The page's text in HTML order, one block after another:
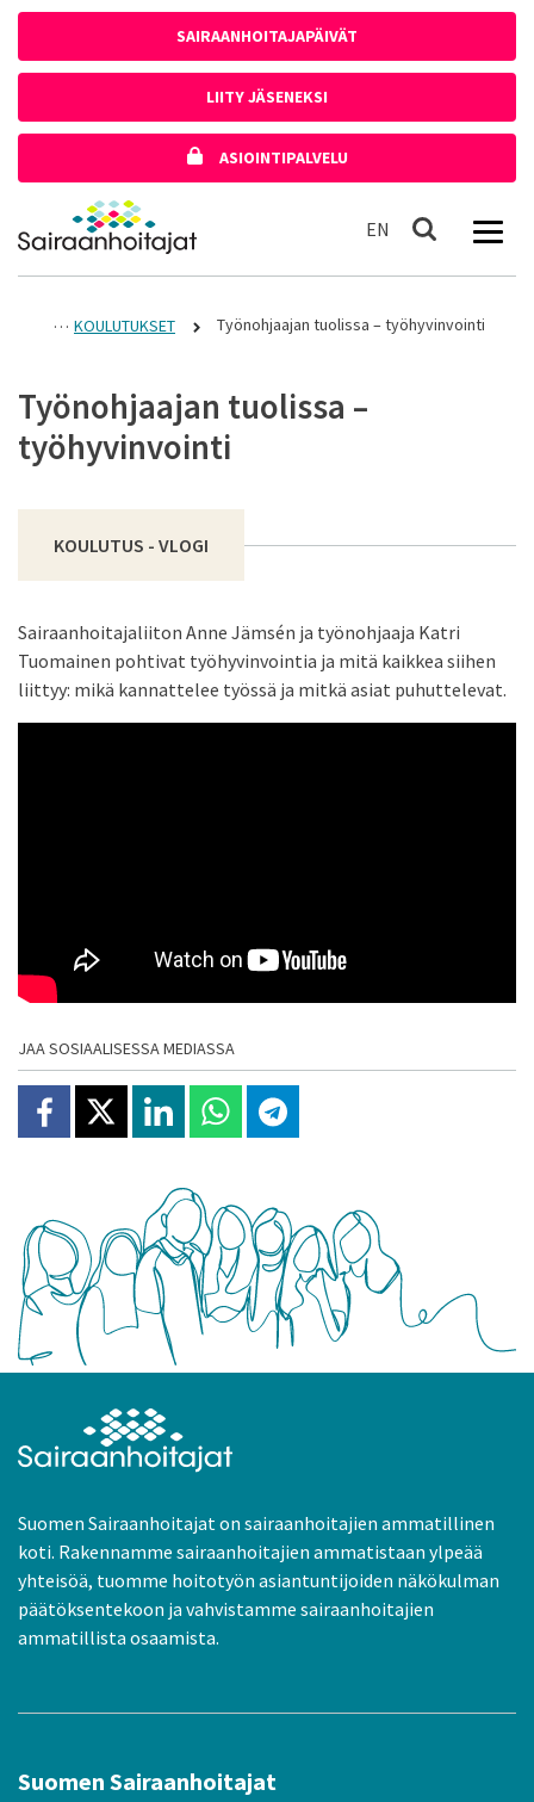
SAIRAANHOITAJAPÄIVÄT
LIITY JÄSENEKSI
ASIOINTIPALVELU
Etusivulle
EN In English
Haku
KOULUTUKSET Työnohjaajan tuolissa – työhyvinvointi
Työnohjaajan tuolissa –
työhyvinvointi
KOULUTUS - VLOGI
Sairaanhoitajaliiton Anne Jämsén ja työnohjaaja Katri
Tuomainen pohtivat työhyvinvointia ja mitä kaikkea siihen
liittyy: mikä kannattelee työssä ja mitkä asiat puhuttelevat.
JAA SOSIAALISESSA MEDIASSA
Jaa Facebookissa
Jaa X:ssäJaa Linkedinissä
Jaa Whatsappissa
Jaa Telegramissa
Suomen Sairaanhoitajat on sairaanhoitajien ammatillinen
koti. Rakennamme sairaanhoitajien ammatistaan ylpeää
yhteisöä, tuomme hoitotyön asiantuntijoiden näkökulman
päätöksentekoon ja vahvistamme sairaanhoitajien
ammatillista osaamista.
Suomen Sairaanhoitajat